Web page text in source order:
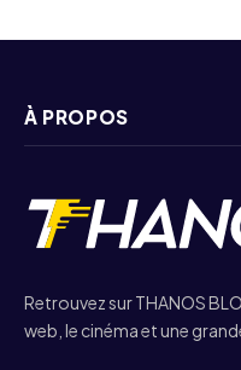
À PROPOS
Retrouvez sur THANOS
web, le cinéma et une